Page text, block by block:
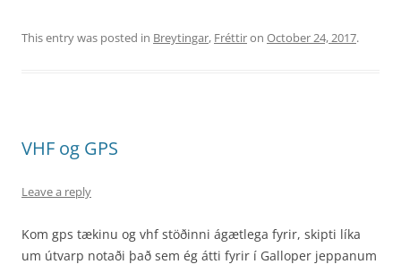
This entry was posted in Breytingar, Fréttiron October 24, 2017.
VHF og GPS
Leave a reply
Kom gps tækinu og vhf stöðinni ágætlega fyrir, skipti líka
um útvarp notaði það sem ég átti fyrir í Galloper jeppanum